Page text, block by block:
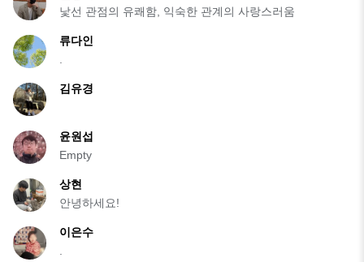
낯선 관점의 유쾌함, 익숙한 관계의 사랑스러움
류다인
김유경
윤원섭
Empty
상현
안녕하세요!
이은수